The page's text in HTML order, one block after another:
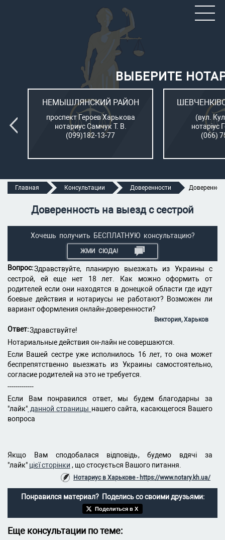
ВЫБЕРИТЕ
НЕМЫШЛЯНСКИЙ РАЙОН
проспект Героев Харькова
нотариус Самчук Т. В.
(099)182-13-77
(вул.
нотаріус
(066)
Главная Консультации Доверенности
Доверенность на выезд с сестрой
Хочешь получить БЕСПЛАТНУЮ консультацию?
ЖМИ СЮДА!
Вопрос:Здравствуйте, планирую выезжать из Украины с
сестрой, ей еще нет 18 лет. Как можно оформить от
родителей если они находятся в донецкой области где идут
боевые действия и нотариусы не работают? Возможен ли
вариант оформления онлайн-доверенности?
Виктория, Харьков
Ответ:Здравствуйте!
Нотариальные действия он-лайн не совершаются.
Если Вашей сестре уже исполнилось 16 лет, то она может
беспрепятственно выезжать из Украины самостоятельно,
согласие родителей на это не требуется.
-------------
Если Вам понравился ответ, мы будем благодарны за
"лайк" данной страницы нашего сайта, касающегося Вашего
вопроса
Якщо Вам сподобалася відповідь, будемо вдячі за
"лайк" цієї сторінки , що стосується Вашого питання.
Нотариус в Харькове - https://www.notary.kh.ua/
Понравился материал? Поделись со своими друзьями:
Поделиться в X
Еще консультации по теме: